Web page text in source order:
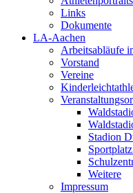
Links
Dokumente
LA-Aachen
Arbeitsabläufe
Vorstand
Vereine
Stadion
Weitere
Impressum